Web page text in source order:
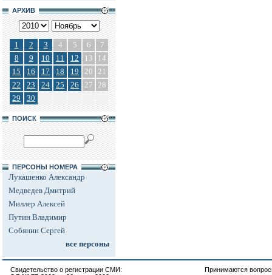
АРХИВ
1 2 3 4 5 6
7
8
9 10 11 12 13
14
15
16 17 18 19 20 21
22
23 24 25 26 27 28
29
30
ПОИСК
ПЕРСОНЫ НОМЕРА
Лукашенко Александр
Медведев Дмитрий
Миллер Алексей
Путин Владимир
Собянин Сергей
все персоны
Свидетельство о регистрации СМИ:
Принимаются